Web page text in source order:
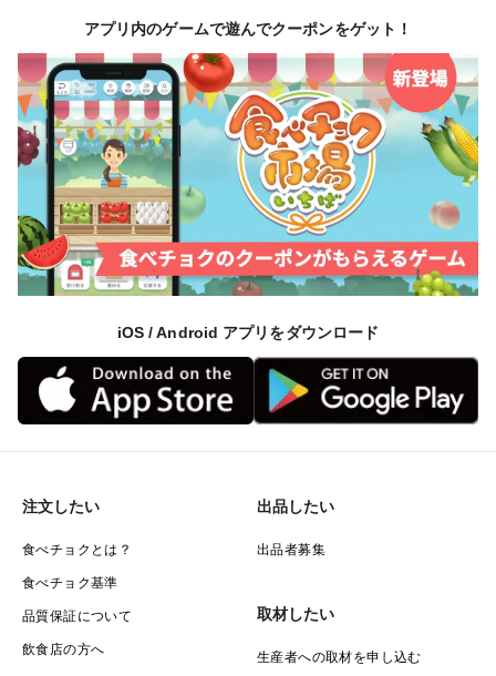
アプリ内のゲームで遊んでクーポンをゲット！
iOS / Android アプリをダウンロード
注文したい
食べチョクとは？
食べチョク基準
品質保証について
飲食店の方へ
出品したい
出品者募集
取材したい
生産者への取材を申し込む